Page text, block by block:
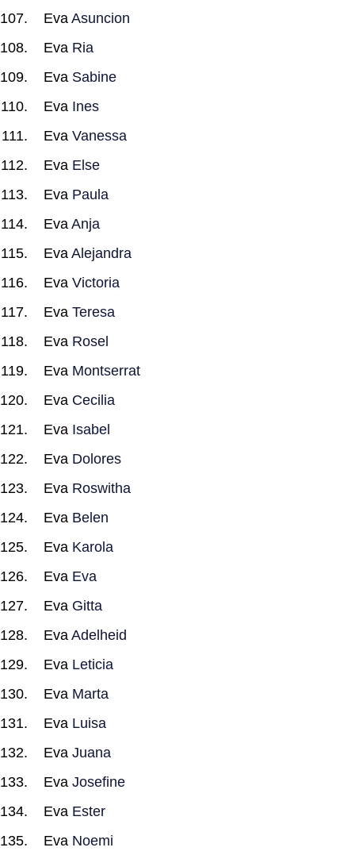
Eva Asuncion
Eva Ria
Eva Sabine
Eva Ines
Eva Vanessa
Eva Else
Eva Paula
Eva Anja
Eva Alejandra
Eva Victoria
Eva Teresa
Eva Rosel
Eva Montserrat
Eva Cecilia
Eva Isabel
Eva Dolores
Eva Roswitha
Eva Belen
Eva Karola
Eva Eva
Eva Gitta
Eva Adelheid
Eva Leticia
Eva Marta
Eva Luisa
Eva Juana
Eva Josefine
Eva Ester
Eva Noemi